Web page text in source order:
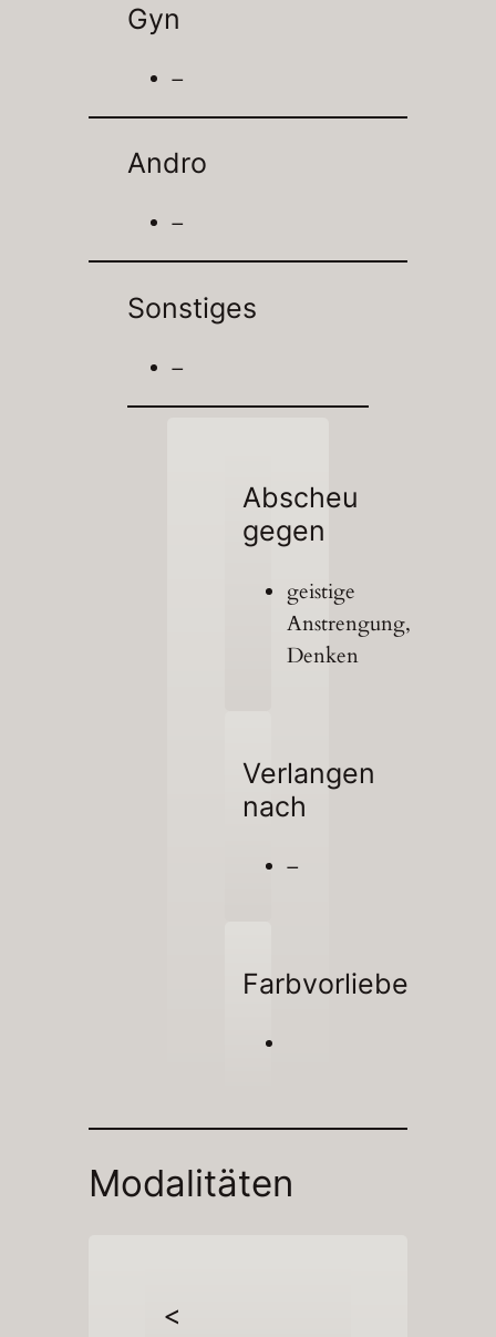
Gyn
–
Andro
–
Sonstiges
–
Abscheu
gegen
geistige
Anstrengung,
Denken
Verlangen
nach
–
Farbvorliebe
Modalitäten
<